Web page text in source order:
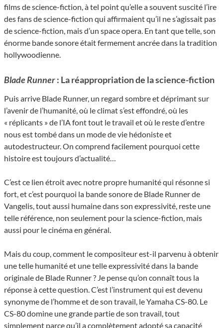
films de science-fiction, à tel point qu’elle a souvent suscité l’ire
des fans de science-fiction qui affirmaient qu’il ne s’agissait pas
de science-fiction, mais d’un space opera. En tant que telle, son
énorme bande sonore était fermement ancrée dans la tradition
hollywoodienne.
Blade Runner: La réappropriation de la science-fiction
Puis arrive Blade Runner, un regard sombre et déprimant sur
l’avenir de l’humanité, où le climat s’est effondré, où les
« réplicants » de l’IA font tout le travail et où le reste d’entre
nous est tombé dans un mode de vie hédoniste et
autodestructeur. On comprend facilement pourquoi cette
histoire est toujours d’actualité…
C’est ce lien étroit avec notre propre humanité qui résonne si
fort, et c’est pourquoi la bande sonore de Blade Runner de
Vangelis, tout aussi humaine dans son expressivité, reste une
telle référence, non seulement pour la science-fiction, mais
aussi pour le cinéma en général.
Mais du coup, comment le compositeur est-il parvenu à obtenir
une telle humanité et une telle expressivité dans la bande
originale de Blade Runner ? Je pense qu’on connaît tous la
réponse à cette question. C’est l’instrument qui est devenu
synonyme de l’homme et de son travail, le Yamaha CS-80. Le
CS-80 domine une grande partie de son travail, tout
simplement parce qu’il a complètement adopté sa capacité